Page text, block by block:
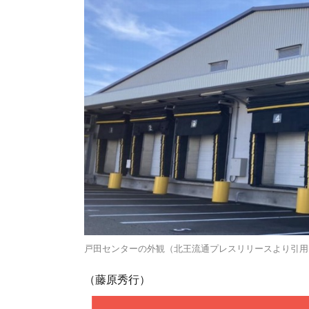
戸田センターの外観（北王流通プレスリリースより引
（藤原秀行）